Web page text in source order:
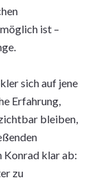
ist –
sich auf jene
Erfahrung,
bleiben,
Konrad klar ab:
zu